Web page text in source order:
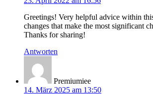
Greetings! Very helpful advice within
changes that make the most significant
Thanks for sharing!
Antworten
Premiumiee
14. März 2025 am 13:50